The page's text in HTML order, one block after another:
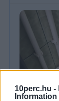
10perc.hu -
Information